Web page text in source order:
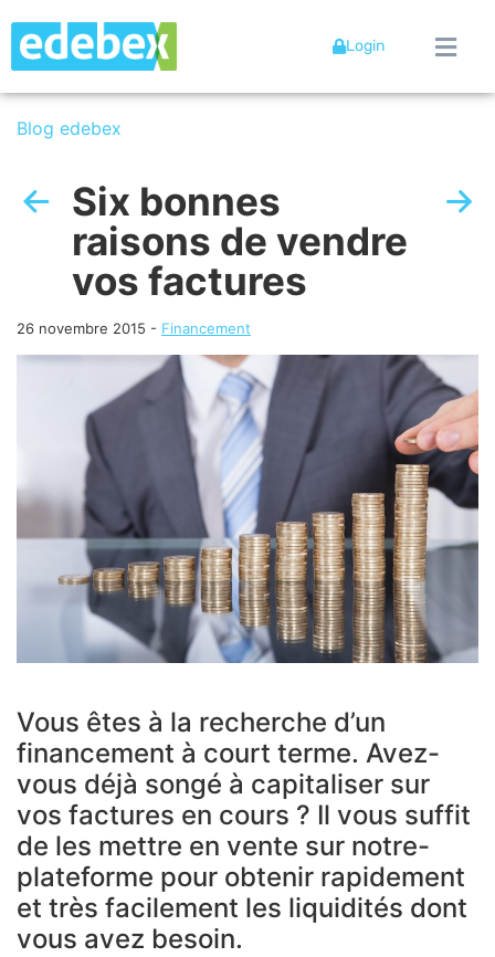
Login
Blog edebex
Six bonnes
raisons de vendre
vos factures
26 novembre 2015 - Financement
Vous êtes à la recherche d’un
financement à court terme. Avez-
vous déjà songé à capitaliser sur
vos factures en cours ? Il vous suffit
de les mettre en vente sur notre-
plateforme pour obtenir rapidement
et très facilement les liquidités dont
vous avez besoin.